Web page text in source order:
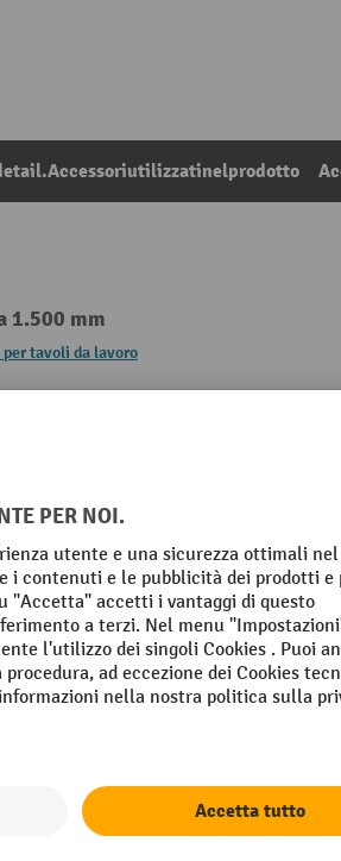
1.500 mm
tavoli da lavoro
Profondità
Segmento
Superficie
Versione ESD